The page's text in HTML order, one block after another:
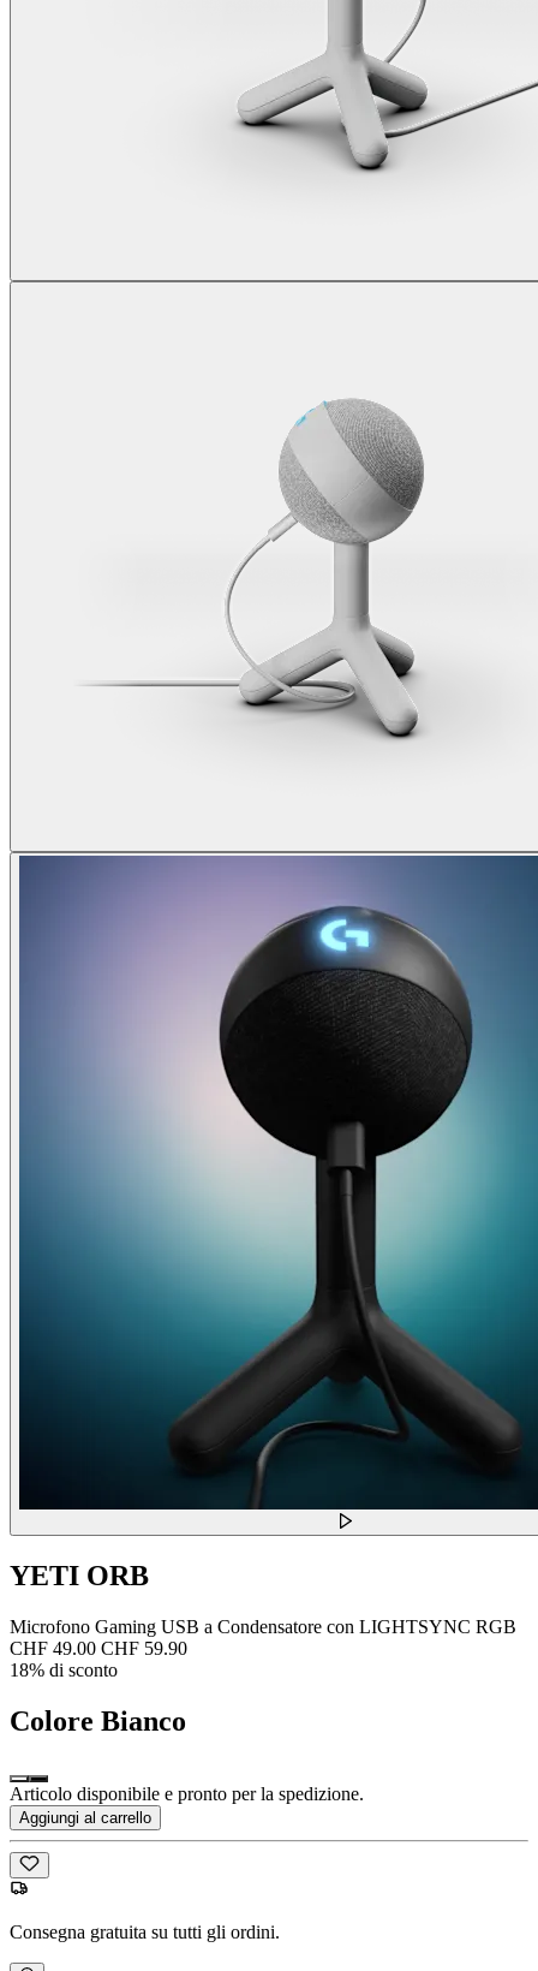
YETI ORB
Microfono Gaming USB a Condensatore con LIGHTSYNC RGB
CHF 49.00 CHF 59.90
18% di sconto
Colore Bianco
Articolo disponibile e pronto per la spedizione.
Aggiungi al carrello
Consegna gratuita su tutti gli ordini.